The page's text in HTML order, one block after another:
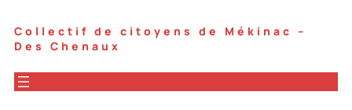
Collectif de citoyens de Mékinac –
Des Chenaux